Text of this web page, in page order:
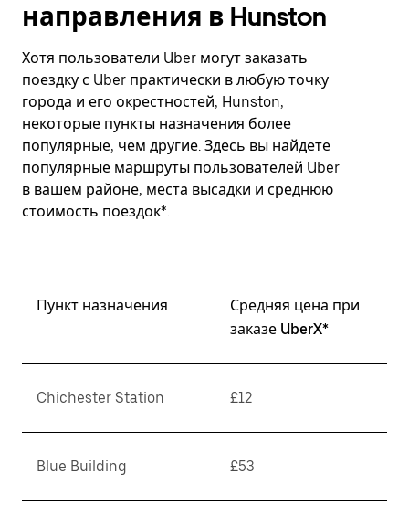
направления в Hunston
Хотя пользователи Uber могут заказать
поездку с Uber практически в любую точку
города и его окрестностей, Hunston,
некоторые пункты назначения более
популярные, чем другие. Здесь вы найдете
популярные маршруты пользователей Uber
в вашем районе, места высадки и среднюю
стоимость поездок*.
Пункт назначения
Средняя цена при
заказе UberX*
Chichester Station £12
Blue Building £53